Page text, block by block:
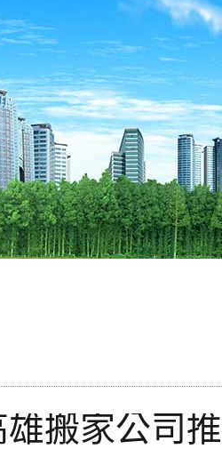
搬家公司